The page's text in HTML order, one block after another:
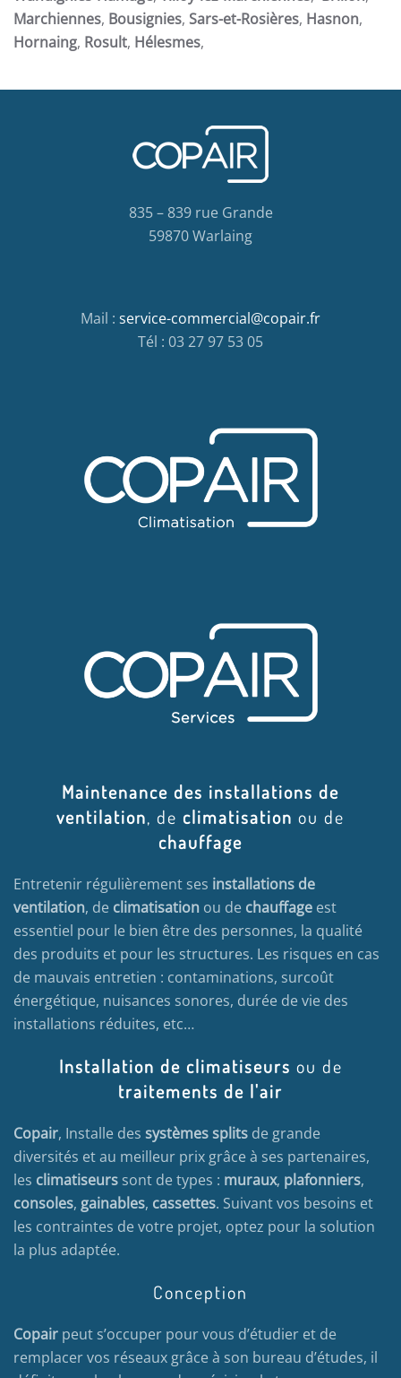
Marchiennes, Bousignies, Sars-et-Rosières, Hasnon,
Hornaing, Rosult, Hélesmes,
835 – 839 rue Grande
59870 Warlaing
Mail : service-commercial@copair.fr
Tél : 03 27 97 53 05
Maintenance des installations de
ventilation, de climatisation ou de
chauffage
Entretenir régulièrement ses installations de
ventilation, de climatisation ou de chauffage est
essentiel pour le bien être des personnes, la qualité
des produits et pour les structures. Les risques en cas
de mauvais entretien : contaminations, surcoût
énergétique, nuisances sonores, durée de vie des
installations réduites, etc…
Installation de climatiseurs ou de
traitements de l'air
Copair, Installe des systèmes splits de grande
diversités et au meilleur prix grâce à ses partenaires,
les climatiseurs sont de types : muraux, plafonniers,
consoles, gainables, cassettes. Suivant vos besoins et
les contraintes de votre projet, optez pour la solution
la plus adaptée.
Conception
Copair peut s’occuper pour vous d’étudier et de
remplacer vos réseaux grâce à son bureau d’études, il